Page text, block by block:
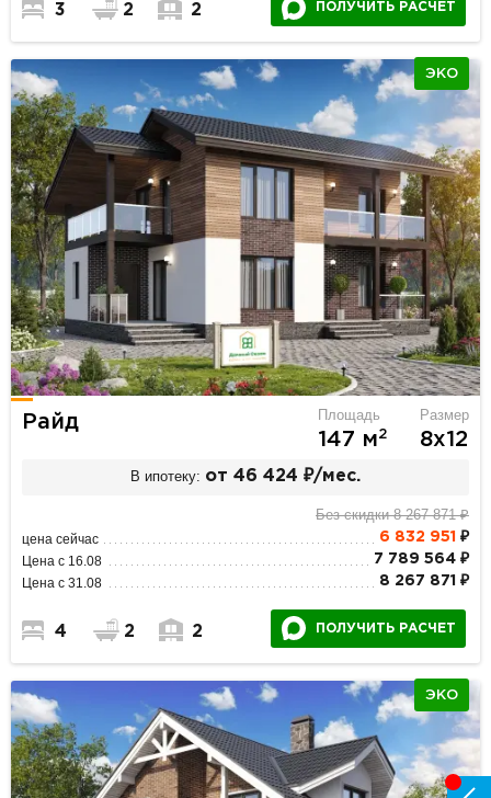
3 2 2 ПОЛУЧИТЬ РАСЧЕТ
ЭКО
Райд Площадь
147 м2
Размер
8х12
В ипотеку: от 46 424 ₽/мес.
Без скидки 8 267 871 ₽
цена сейчас 6 832 951 ₽
Цена с 16.08 7 789 564 ₽
Цена с 31.08 8 267 871 ₽
4 2 2 ПОЛУЧИТЬ РАСЧЕТ
ЭКО